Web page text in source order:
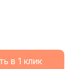
в 1 клик